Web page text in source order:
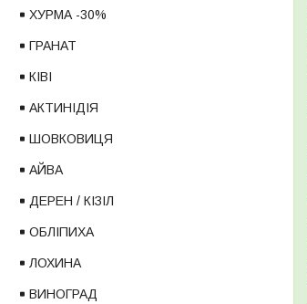
ХУРМА -30%
ГРАНАТ
КІВІ
АКТИНІДІЯ
ШОВКОВИЦЯ
АЙВА
ДЕРЕН / КІЗІЛ
ОБЛІПИХА
ЛОХИНА
ВИНОГРАД